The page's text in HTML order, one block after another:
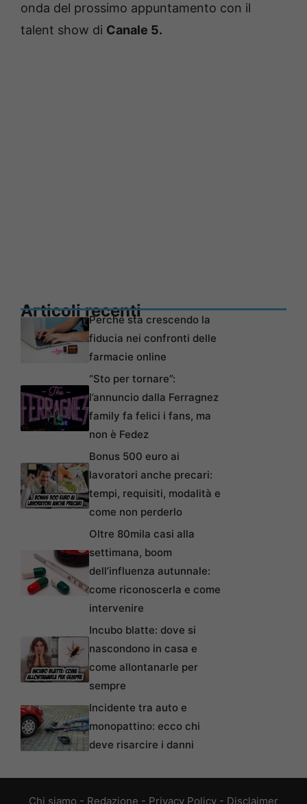
onda del prossimo appuntamento con il
talent show di Canale 5.
Articoli recentiPerché sta crescendo la
fiducia nei confronti delle
farmacie online
“Sto per tornare”:
l’annuncio dalla Ferragnez
family fa felici i fans, ma
non è Fedez
Bonus 500 euro ai
lavoratori anche precari:
tempi, requisiti, modalità e
come non perderlo
Oltre 80mila casi alla
settimana, boom
dell’influenza autunnale:
come riconoscerla e come
intervenire
Incubo blatte: dove si
nascondono in casa e
come allontanarle per
sempre
Incidente tra auto e
monopattino: ecco chi
deve risarcire i danni
Chi siamo - Redazione - Privacy Policy - Disclaimer